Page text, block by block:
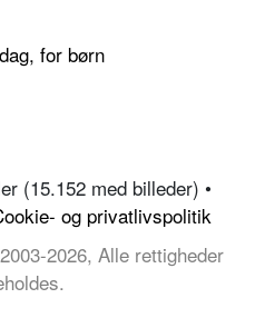
for børn
(15.152 med billeder) •
og privatlivspolitik
2026, Alle rettigheder